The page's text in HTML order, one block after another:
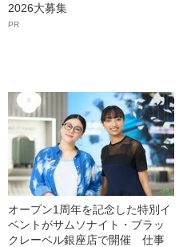
2026大募集
PR
オープン1周年を記念した特別イ
ベントがサムソナイト・ブラッ
クレーベル銀座店で開催 仕事